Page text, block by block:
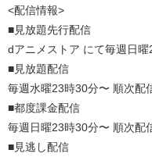
<配信情報>
■見放題先行配信
dアニメストア にて毎週日曜
■見放題配信
毎週水曜23時30分〜 順次配
■都度課金配信
毎週日曜23時30分〜 順次配
■見逃し配信